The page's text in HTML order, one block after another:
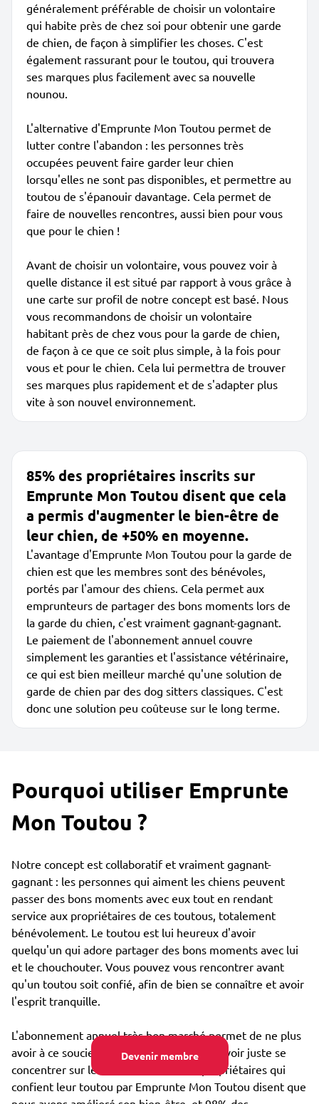
Devenir membre
généralement préférable de choisir un volontaire
qui habite près de chez soi pour obtenir une garde
de chien, de façon à simplifier les choses. C'est
également rassurant pour le toutou, qui trouvera
ses marques plus facilement avec sa nouvelle
nounou.
L'alternative d'Emprunte Mon Toutou permet de
lutter contre l'abandon : les personnes très
occupées peuvent faire garder leur chien
lorsqu'elles ne sont pas disponibles, et permettre au
toutou de s'épanouir davantage. Cela permet de
faire de nouvelles rencontres, aussi bien pour vous
que pour le chien !
Avant de choisir un volontaire, vous pouvez voir à
quelle distance il est situé par rapport à vous grâce à
une carte sur profil de notre concept est basé. Nous
vous recommandons de choisir un volontaire
habitant près de chez vous pour la garde de chien,
de façon à ce que ce soit plus simple, à la fois pour
vous et pour le chien. Cela lui permettra de trouver
ses marques plus rapidement et de s'adapter plus
vite à son nouvel environnement.
85% des propriétaires inscrits sur
Emprunte Mon Toutou disent que cela
a permis d'augmenter le bien-être de
leur chien, de +50% en moyenne.
L'avantage d'Emprunte Mon Toutou pour la garde de
chien est que les membres sont des bénévoles,
portés par l'amour des chiens. Cela permet aux
emprunteurs de partager des bons moments lors de
la garde du chien, c'est vraiment gagnant-gagnant.
Le paiement de l'abonnement annuel couvre
simplement les garanties et l'assistance vétérinaire,
ce qui est bien meilleur marché qu'une solution de
garde de chien par des dog sitters classiques. C'est
donc une solution peu coûteuse sur le long terme.
Pourquoi utiliser Emprunte
Mon Toutou ?
Notre concept est collaboratif et vraiment gagnant-
gagnant : les personnes qui aiment les chiens peuvent
passer des bons moments avec eux tout en rendant
service aux propriétaires de ces toutous, totalement
bénévolement. Le toutou est lui heureux d'avoir
quelqu'un qui adore partager des bons moments avec lui
et le chouchouter. Vous pouvez vous rencontrer avant
qu'un toutou soit confié, afin de bien se connaître et avoir
l'esprit tranquille.
L'abonnement annuel très bon marché permet de ne plus
avoir à ce soucier du coût de garde, et pouvoir juste se
concentrer sur le bien-être : 85% des propriétaires qui
confient leur toutou par Emprunte Mon Toutou disent que